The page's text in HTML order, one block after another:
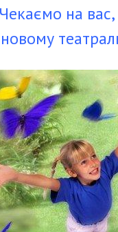
Чекаємо на вас,